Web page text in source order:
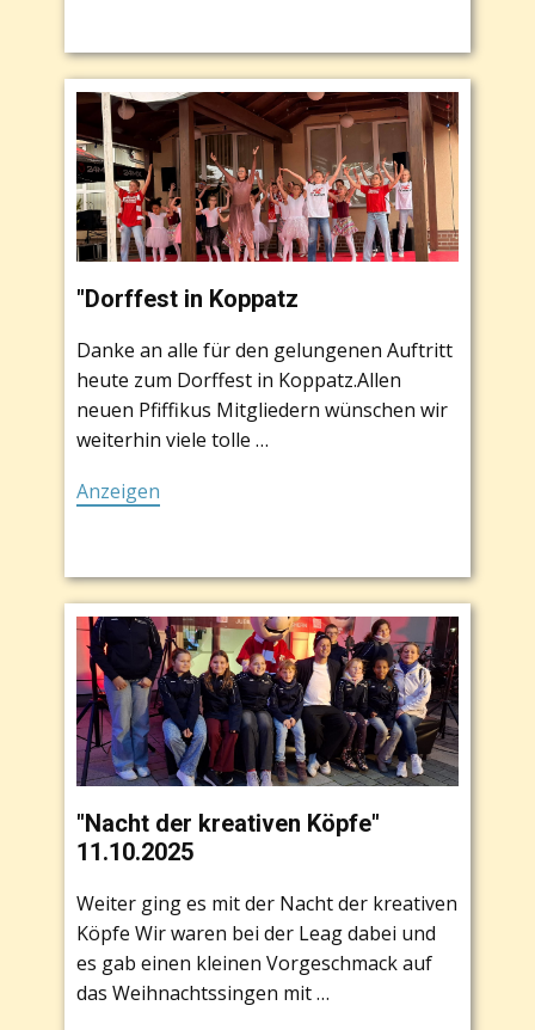
"Dorffest in Koppatz
Danke an alle für den gelungenen Auftritt
heute zum Dorffest in Koppatz.Allen
neuen Pfiffikus Mitgliedern wünschen wir
weiterhin viele tolle …
Anzeigen
"Nacht der kreativen Köpfe"
11.10.2025
Weiter ging es mit der Nacht der kreativen
Köpfe Wir waren bei der Leag dabei und
es gab einen kleinen Vorgeschmack auf
das Weihnachtssingen mit …